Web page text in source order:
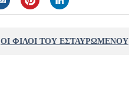
ΟΙ ΦΙΛΟΙ ΤΟΥ ΕΣΤΑΥΡΩΜΕΝΟΥ